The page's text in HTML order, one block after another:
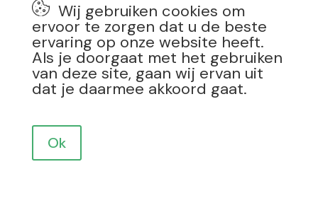
Wij gebruiken cookies om
ervoor te zorgen dat u de beste
ervaring op onze website heeft.
Als je doorgaat met het gebruiken
van deze site, gaan wij ervan uit
dat je daarmee akkoord gaat.
Ok
7 dagen per week open!
Privacy Policy | Copyright 2025 Mevrouw Groen